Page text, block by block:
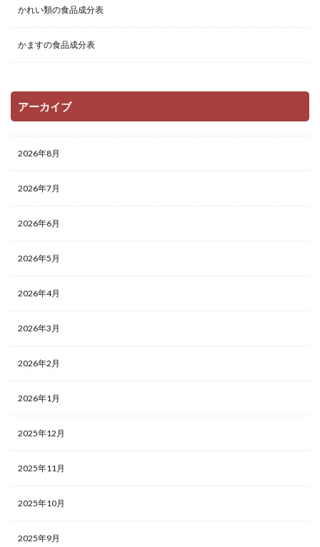
かれい類の食品成分表
かますの食品成分表
アーカイブ
2026年8月
2026年7月
2026年6月
2026年5月
2026年4月
2026年3月
2026年2月
2026年1月
2025年12月
2025年11月
2025年10月
2025年9月